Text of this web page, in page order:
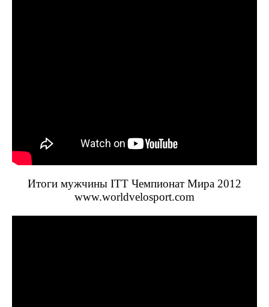
Итоги мужчины ITT Чемпионат Мира 2012
www.worldvelosport.com